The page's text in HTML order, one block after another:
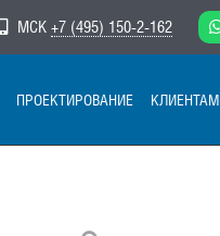
МСК +7 (495) 150-2-162
ПРОЕКТИРОВАНИЕ КЛИЕНТАМ